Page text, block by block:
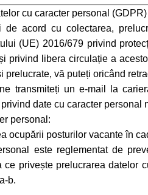
cu caracter personal (GDPR)
de acord cu colectarea,
(UE) 2016/679 privind
privind libera circulație a
vă puteți oricând
transmiteți un e-mail la
date cu caracter personal
personal:
ocupării posturilor vacante în
este reglementat de
privește prelucrarea datelor
b.